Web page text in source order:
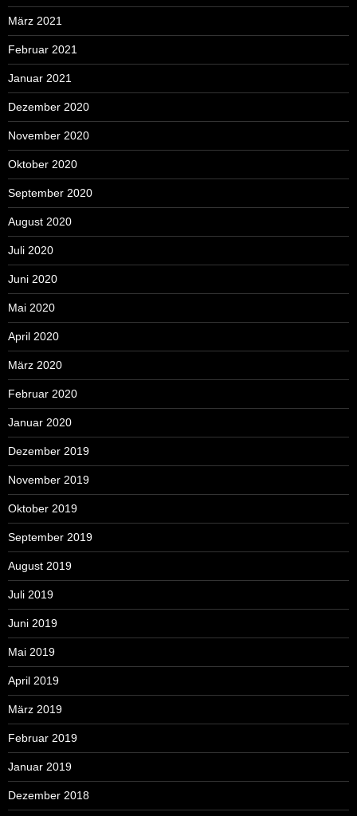
März 2021
Februar 2021
Januar 2021
Dezember 2020
November 2020
Oktober 2020
September 2020
August 2020
Juli 2020
Juni 2020
Mai 2020
April 2020
März 2020
Februar 2020
Januar 2020
Dezember 2019
November 2019
Oktober 2019
September 2019
August 2019
Juli 2019
Juni 2019
Mai 2019
April 2019
März 2019
Februar 2019
Januar 2019
Dezember 2018